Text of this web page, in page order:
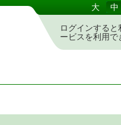
大 中
ログインする
ービスを利用で